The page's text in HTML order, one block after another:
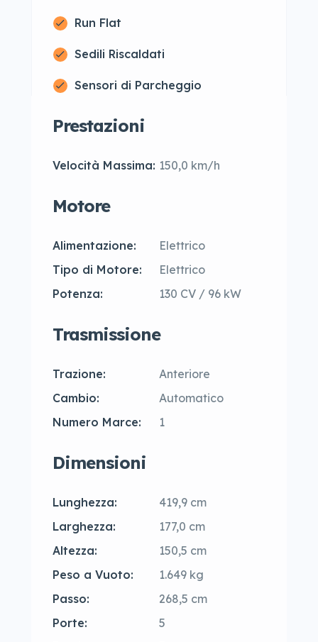
Run Flat
Sedili Riscaldati
Sensori di Parcheggio
Prestazioni
Velocità Massima: 150,0 km/h
Motore
Alimentazione:
Elettrico
Tipo di Motore:
Elettrico
Potenza:
130 CV / 96 kW
Trasmissione
Trazione:
Anteriore
Cambio:
Automatico
Numero Marce:
1
Dimensioni
Lunghezza:
419,9 cm
Larghezza:
177,0 cm
Altezza:
150,5 cm
Peso a Vuoto:
1.649 kg
Passo:
268,5 cm
Porte:
5